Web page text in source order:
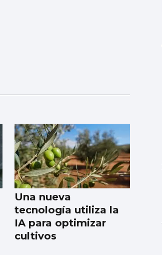
Una nueva
tecnología utiliza la
IA para optimizar
cultivos